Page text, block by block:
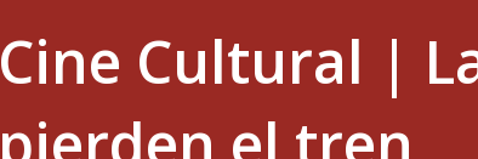
Cine Cultural |